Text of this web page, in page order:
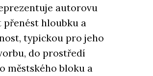
autorovu
přenést hloubku a
typickou pro jeho
do prostředí
městského bloku a